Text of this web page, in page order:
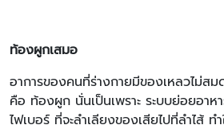
ท้องผูกเสมอ
อาการของคนที่ร่างกายมีของเหลวไม่
คือ ท้องผูก นั่นเป็นเพราะ ระบบย่อยอาห
ไฟเบอร์ ที่จะลำเลียงของเสียไปที่ลำไส้ ท